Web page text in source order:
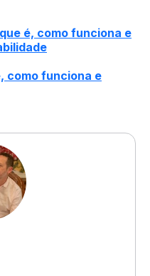
é, como funciona e
como funciona e